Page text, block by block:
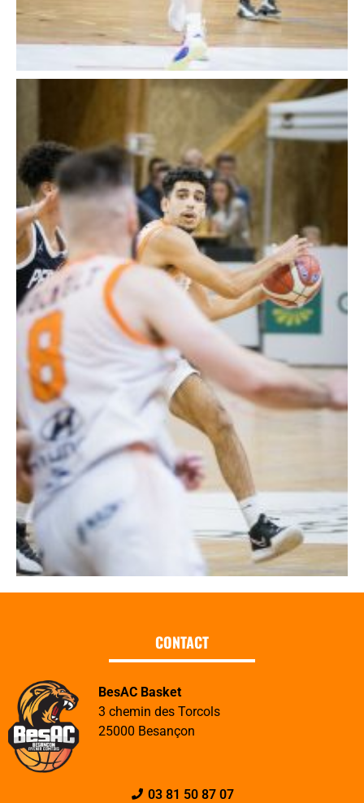
CONTACT
BesAC Basket
3 chemin des Torcols
25000 Besançon
03 81 50 87 07